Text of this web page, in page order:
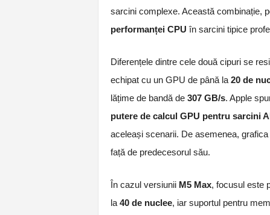
sarcini complexe. Această combinație,
performanței CPU în sarcini tipice
Diferențele dintre cele două cipuri se
echipat cu un GPU de până la 20 de
lățime de bandă de 307 GB/s. Apple
putere de calcul GPU pentru sarcini
aceleași scenarii. De asemenea,
față de predecesorul său.
În cazul versiunii M5 Max, focusul este
la 40 de nuclee, iar suportul pentru